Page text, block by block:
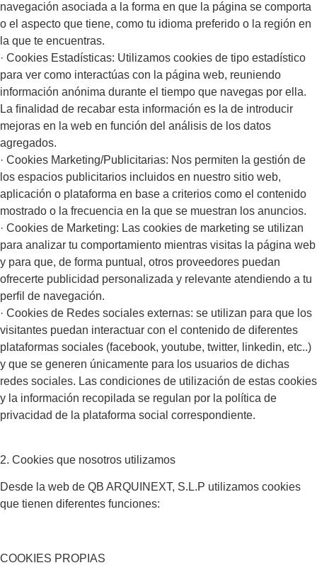
navegación asociada a la forma en que la página se comporta
o el aspecto que tiene, como tu idioma preferido o la región en
la que te encuentras.
· Cookies Estadísticas: Utilizamos cookies de tipo estadístico
para ver como interactúas con la página web, reuniendo
información anónima durante el tiempo que navegas por ella.
La ﬁnalidad de recabar esta información es la de introducir
mejoras en la web en función del análisis de los datos
agregados.
· Cookies Marketing/Publicitarias: Nos permiten la gestión de
los espacios publicitarios incluidos en nuestro sitio web,
aplicación o plataforma en base a criterios como el contenido
mostrado o la frecuencia en la que se muestran los anuncios.
· Cookies de Marketing: Las cookies de marketing se utilizan
para analizar tu comportamiento mientras visitas la página web
y para que, de forma puntual, otros proveedores puedan
ofrecerte publicidad personalizada y relevante atendiendo a tu
perﬁl de navegación.
· Cookies de Redes sociales externas: se utilizan para que los
visitantes puedan interactuar con el contenido de diferentes
plataformas sociales (facebook, youtube, twitter, linkedin, etc..)
y que se generen únicamente para los usuarios de dichas
redes sociales. Las condiciones de utilización de estas cookies
y la información recopilada se regulan por la política de
privacidad de la plataforma social correspondiente.
2. Cookies que nosotros utilizamos
Desde la web de QB ARQUINEXT, S.L.P utilizamos cookies
que tienen diferentes funciones:
COOKIES PROPIAS